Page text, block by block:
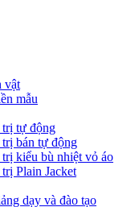
vật
mẫu
trị tự động
bán tự động
kiểu bù nhiệt vỏ áo
Plain Jacket
dạy và đào tạo